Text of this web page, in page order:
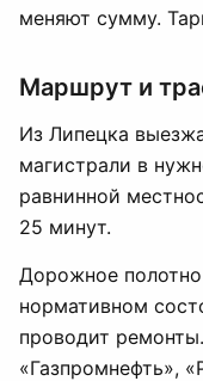
меняют сумму.
Маршрут и
Из Липецка
магистрали в
равнинной
25 минут.
Дорожное
нормативном
проводит
«Газпромнефть»,